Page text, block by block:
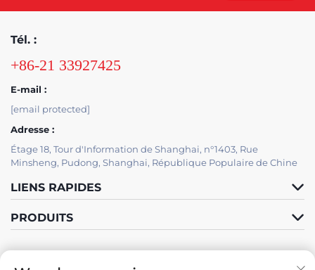
Tél. :
+86-21 33927425
E-mail :
[email protected]
Adresse :
Étage 18, Tour d'Information de Shanghai, n°1403, Rue
Minsheng, Pudong, Shanghai, République Populaire de Chine
LIENS RAPIDES
PRODUITS